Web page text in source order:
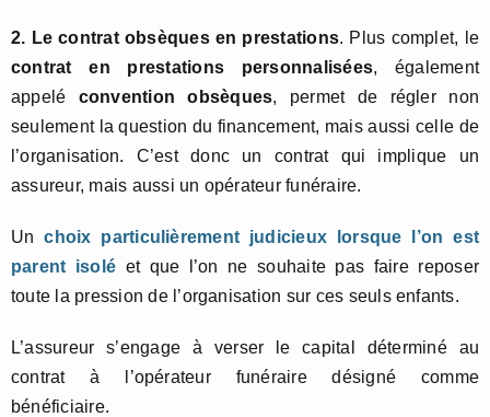
2. Le contrat obsèques en prestations. Plus complet, le
contrat en prestations personnalisées, également
appelé convention obsèques, permet de régler non
seulement la question du financement, mais aussi celle de
l’organisation. C’est donc un contrat qui implique un
assureur, mais aussi un opérateur funéraire.
Unchoix particulièrement judicieux lorsque l’on est
parent isolé et que l’on ne souhaite pas faire reposer
toute la pression de l’organisation sur ces seuls enfants.
L’assureur s’engage à verser le capital déterminé au
contrat à l’opérateur funéraire désigné comme
bénéficiaire.